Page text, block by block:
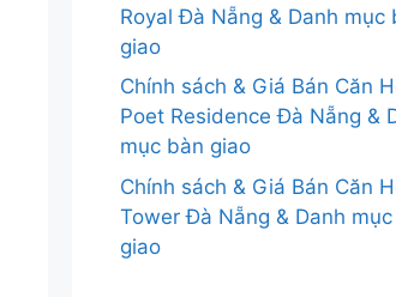
Royal Đà Nẵng & Danh mục
giao
Chính sách & Giá Bán Căn
Poet Residence Đà Nẵng &
mục bàn giao
Chính sách & Giá Bán Căn
Tower Đà Nẵng & Danh
giao